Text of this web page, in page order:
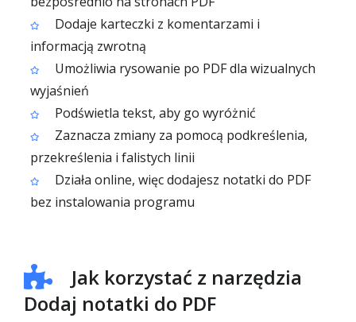
Dodaje karteczki z komentarzami i
informacją zwrotną
Umożliwia rysowanie po PDF dla wizualnych
wyjaśnień
Podświetla tekst, aby go wyróżnić
Zaznacza zmiany za pomocą podkreślenia,
przekreślenia i falistych linii
Działa online, więc dodajesz notatki do PDF
bez instalowania programu
Jak korzystać z narzędzia
Dodaj notatki do PDF